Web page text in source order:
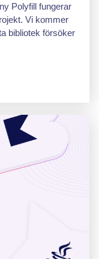
Polyfill fungerar
Vi kommer
bibliotek försöker